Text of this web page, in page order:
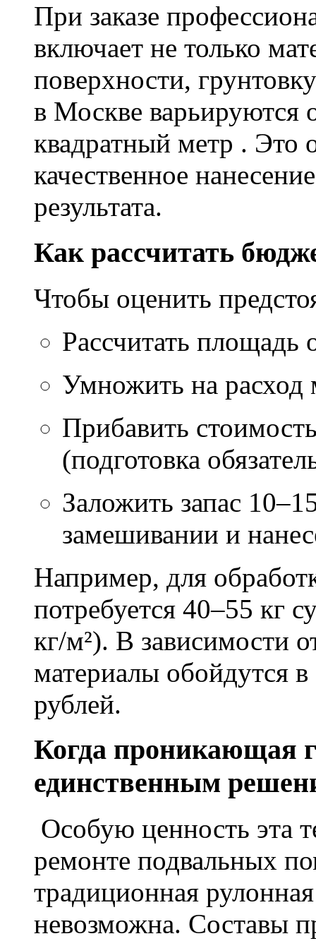
При заказе
включает не только
поверхности,
в Москве варьируются
квадратный метр . Это
качественное
результата.
Как рассчитать
Чтобы оценить
Рассчитать площадь
Умножить на расход
Прибавить
(подготовка
Заложить запас
замешивании и
Например, для
потребуется 40–55 кг
кг/м²). В зависимости
материалы обойдутся
рублей.
Когда проникающая
единственным
Особую ценность эта
ремонте подвальных
традиционная
невозможна. Составы